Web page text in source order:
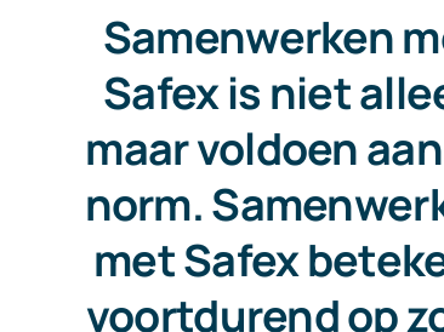
Samenwerken
Safex is niet
maar voldoen
norm.
met Safex
voortdurend op